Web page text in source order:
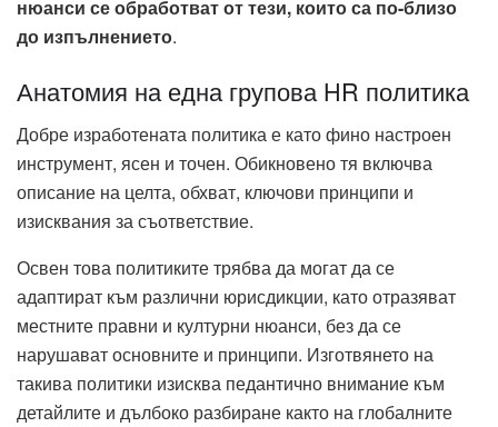
нюанси се обработват от тези, които са по-близо
до изпълнението.
Анатомия на една групова HR политика
Добре изработената политика е като фино настроен
инструмент, ясен и точен. Обикновено тя включва
описание на целта, обхват, ключови принципи и
изисквания за съответствие.
Освен това политиките трябва да могат да се
адаптират към различни юрисдикции, като отразяват
местните правни и културни нюанси, без да се
нарушават основните и принципи. Изготвянето на
такива политики изисква педантично внимание към
детайлите и дълбоко разбиране както на глобалните